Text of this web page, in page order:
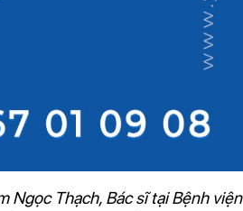
Ngọc Thạch, Bác sĩ tại Bệnh viện